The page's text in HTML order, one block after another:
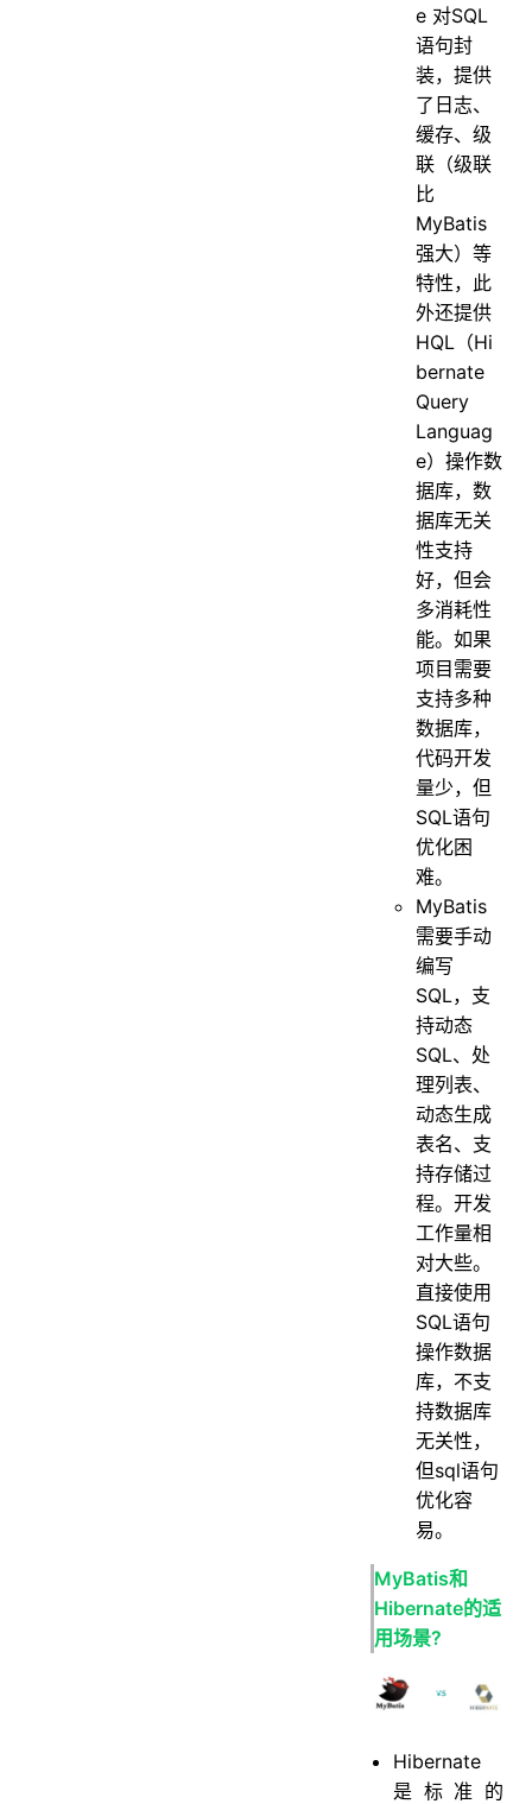
e 对SQL
语句封
装，提供
了日志、
缓存、级
联（级联
比
MyBatis
强大）等
特性，此
外还提供
HQL（Hi
bernate
Query
Languag
e）操作数
据库，数
据库无关
性支持
好，但会
多消耗性
能。如果
项目需要
支持多种
数据库，
代码开发
量少，但
SQL语句
优化困
难。
MyBatis
需要手动
编写
SQL，支
持动态
SQL、处
理列表、
动态生成
表名、支
持存储过
程。开发
工作量相
对大些。
直接使用
SQL语句
操作数据
库，不支
持数据库
无关性，
但sql语句
优化容
易。
MyBatis和
Hibernate的适
用场景?
Hibernate
是标准的